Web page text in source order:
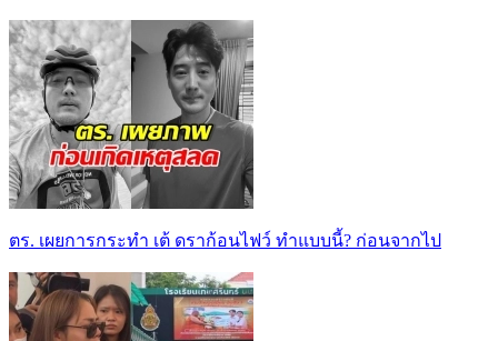
ตร. เผยการกระทำ เต้ ดราก้อนไฟว์ ทำแบบนี้? ก่อนจากไป